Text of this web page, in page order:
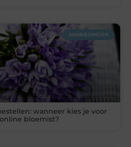
AANBIEDINGEN
wanneer kies je voor
bloemist?